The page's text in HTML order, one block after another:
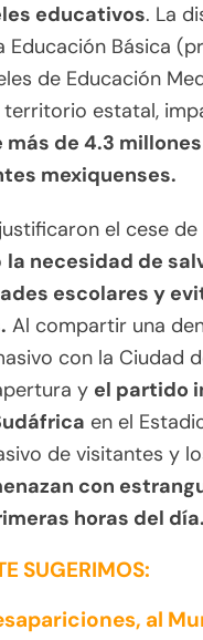
educativos. La
Educación Básica
de Educación
estatal,
más de 4.3
mexiquenses.
el cese
la necesidad de
escolares y
Al compartir una
con la Ciudad
y el partido
en el
de visitantes y
con
horas del día.
SUGERIMOS:
al